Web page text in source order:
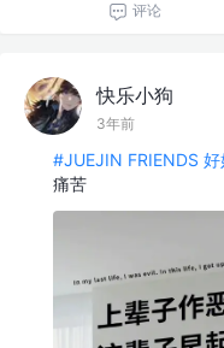
评论
快乐小狗
3年前
#JUEJIN FRIENDS
痛苦